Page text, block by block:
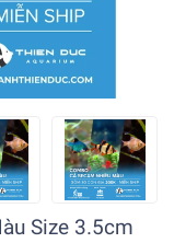
Size 3.5cm